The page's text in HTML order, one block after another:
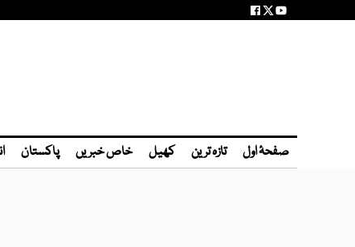
صفحۂ اول تازہ ترین کھیل خاص خبریں پاکستان